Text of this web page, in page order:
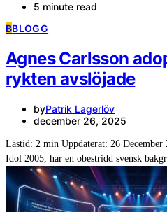
5 minute read
BBLOGG
Agnes Carlsson
rykten avslöjade
byPatrik Lagerlöv
december 26, 2025
Lästid: 2 min Uppdaterat: 26 December
Idol 2005, har en obestridd svensk